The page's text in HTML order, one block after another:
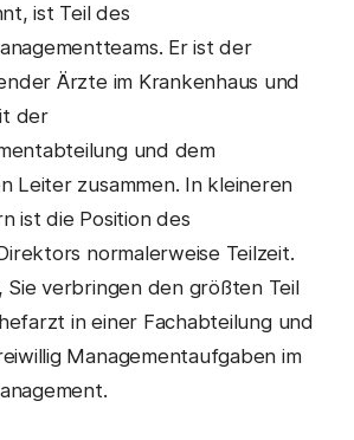
ist Teil des
Er ist der
Ärzte im Krankenhaus und
der
und dem
Leiter zusammen. In kleineren
ist die Position des
normalerweise Teilzeit.
Sie verbringen den größten Teil
in einer Fachabteilung und
Managementaufgaben im